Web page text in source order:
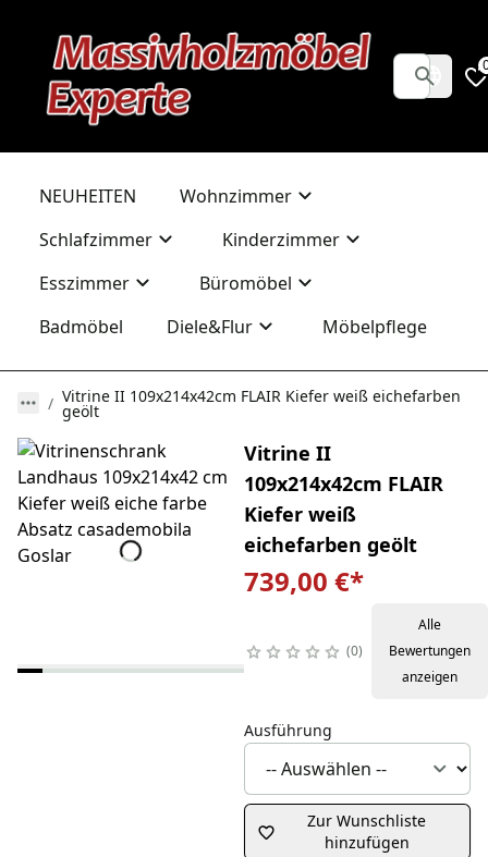
NEUHEITEN
Wohnzimmer
Schlafzimmer
Kinderzimmer
Esszimmer
Büromöbel
Badmöbel
Diele&Flur Möbelpflege
Vitrine II 109x214x42cm FLAIR Kiefer weiß eichefarben
geölt
Vitrine II
109x214x42cm FLAIR
Kiefer weiß
eichefarben geölt
739,00 €*
0
Alle
Bewertungen
anzeigen
Ausführung
Zur Wunschliste
hinzufügen